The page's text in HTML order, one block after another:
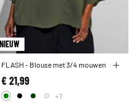
NIEUW
FLASH - Blouse met 3/4 mouwen
€ 21,99
+7